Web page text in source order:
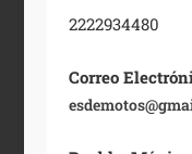
2222934480
Correo